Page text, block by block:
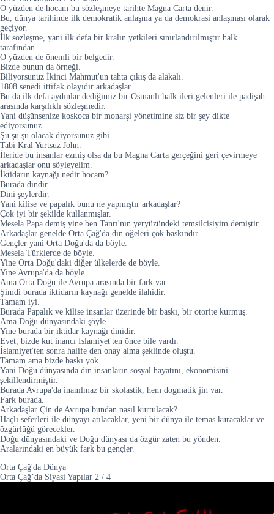
O yüzden de hocam bu sözleşmeye tarihte Magna Carta denir.
Bu, dünya tarihinde ilk demokratik anlaşma ya da demokrasi anlaşması olarak
geçiyor.
İlk sözleşme, yani ilk defa bir kralın yetkileri sınırlandırılmıştır halk
tarafından.
O yüzden de önemli bir belgedir.
Bizde bunun da örneği.
Biliyorsunuz İkinci Mahmut'un tahta çıkış da alakalı.
1808 senedi ittifak olayıdır arkadaşlar.
Bu da ilk defa aydınlar dediğimiz bir Osmanlı halk ileri gelenleri ile padişah
arasında karşılıklı sözleşmedir.
Yani düşünsenize koskoca bir monarşi yönetimine siz bir şey dikte
ediyorsunuz.
Şu şu şu olacak diyorsunuz gibi.
Tabi Kral Yurtsuz John.
İleride bu insanlar ezmiş olsa da bu Magna Carta gerçeğini geri çevirmeye
arkadaşlar onu söyleyelim.
İktidarın kaynağı nedir hocam?
Burada dindir.
Dini şeylerdir.
Yani kilise ve papalık bunu ne yapmıştır arkadaşlar?
Çok iyi bir şekilde kullanmışlar.
Mesela Papa demiş yine ben Tanrı'nın yeryüzündeki temsilcisiyim demiştir.
Arkadaşlar genelde Orta Çağ'da din öğeleri çok baskındır.
Gençler yani Orta Doğu'da da böyle.
Mesela Türklerde de böyle.
Yine Orta Doğu'daki diğer ülkelerde de böyle.
Yine Avrupa'da da böyle.
Ama Orta Doğu ile Avrupa arasında bir fark var.
Şimdi burada iktidarın kaynağı genelde ilahidir.
Tamam iyi.
Burada Papalık ve kilise insanlar üzerinde bir baskı, bir otorite kurmuş.
Ama Doğu dünyasındaki şöyle.
Yine burada bir iktidar kaynağı dinidir.
Evet, bizde kut inancı İslamiyet'ten önce bile vardı.
İslamiyet'ten sonra halife den onay alma şeklinde oluştu.
Tamam ama bizde baskı yok.
Yani Doğu dünyasında din insanların sosyal hayatını, ekonomisini
şekillendirmiştir.
Burada Avrupa'da inanılmaz bir skolastik, hem dogmatik jin var.
Fark burada.
Arkadaşlar Çin de Avrupa bundan nasıl kurtulacak?
Haçlı seferleri ile dünyayı atılacaklar, yeni bir dünya ile temas kuracaklar ve
özgürlüğü görecekler.
Doğu dünyasındaki ve Doğu dünyası da özgür zaten bu yönden.
Aralarındaki en büyük fark bu gençler.
Orta Çağ'da Dünya
Orta Çağ’da Siyasi Yapılar 2 / 4